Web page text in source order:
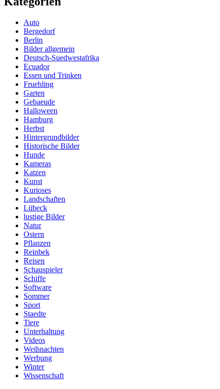
Auto
Bergedorf
Berlin
Bilder allgemein
Deutsch-Suedwestafrika
Ecuador
Essen und Trinken
Fruehling
Garten
Gebaeude
Halloween
Hamburg
Herbst
Hintergrundbilder
Historische Bilder
Hunde
Kameras
Katzen
Kunst
Kurioses
Landschaften
Lübeck
lustige Bilder
Natur
Ostern
Pflanzen
Reinbek
Reisen
Schauspieler
Schiffe
Software
Sommer
Sport
Staedte
Tiere
Unterhaltung
Videos
Weihnachten
Werbung
Winter
Wissenschaft